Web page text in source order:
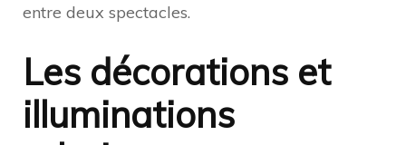
entre deux spectacles.
Les décorations et
illuminations